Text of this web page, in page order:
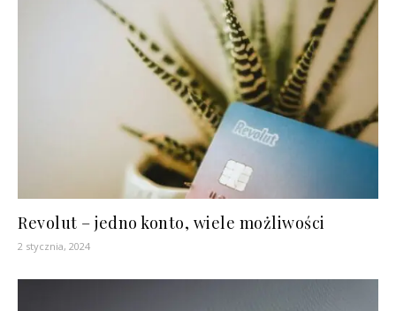
Revolut – jedno konto, wiele możliwości
2 stycznia, 2024